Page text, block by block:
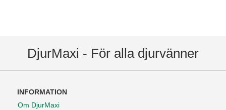
DjurMaxi - För alla djurvänner
INFORMATION
Om DjurMaxi